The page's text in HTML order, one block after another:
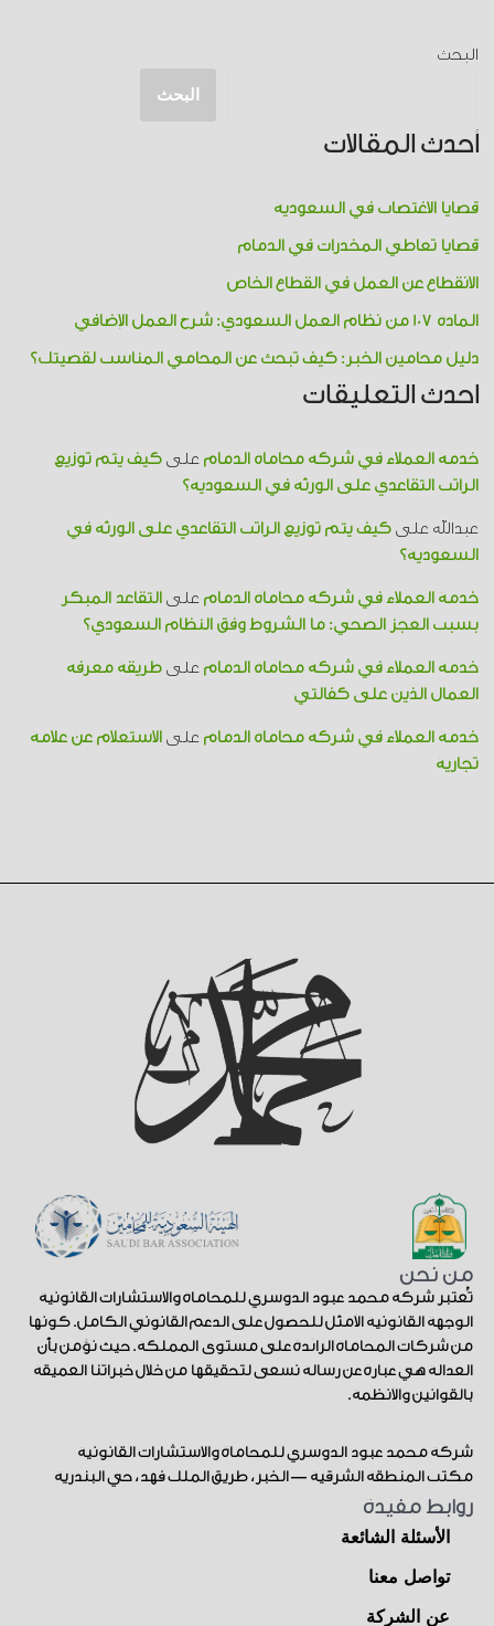
البحث
البحث
أحدث المقالات
قضايا الاغتصاب في السعودية
قضايا تعاطي المخدرات​ في الدمام
الانقطاع عن العمل في القطاع الخاص
المادة 107 من نظام العمل السعودي: شرح العمل الإضافي
دليل محامين الخبر: كيف تبحث عن المحامي المناسب لقضيتك؟
احدث التعليقات
خدمة العملاء في شركة محاماة الدمام علىكيف يتم توزيع
الراتب التقاعدي على الورثة في السعودية؟
عبدالله علىكيف يتم توزيع الراتب التقاعدي على الورثة في
السعودية؟
خدمة العملاء في شركة محاماة الدمام على التقاعد المبكر
بسبب العجز الصحي: ما الشروط وفق النظام السعودي؟
خدمة العملاء في شركة محاماة الدمام علىطريقة معرفة
العمال الذين على كفالتي
خدمة العملاء في شركة محاماة الدمام على الاستعلام عن علامة
تجارية
من نحن
تُعتبر شركة محمد عبود الدوسري للمحاماة والاستشارات القانونية
الوجهة القانونية الأمثل للحصول على الدعم القانوني الكامل. كونها
من شركات المحاماة الرائدة على مستوى المملكة. حيث نؤمن بأن
العدالة هي عبارة عن رسالة نسعى لتحقيقها من خلال خبراتنا العميقة
بالقوانين والأنظمة.
شركة محمد عبود الدوسري للمحاماة والاستشارات القانونية
مكتب المنطقة الشرقية — الخبر، طريق الملك فهد، حي البندرية
روابط مفيدة
الأسئلة الشائعة
تواصل معنا
عن الشركة